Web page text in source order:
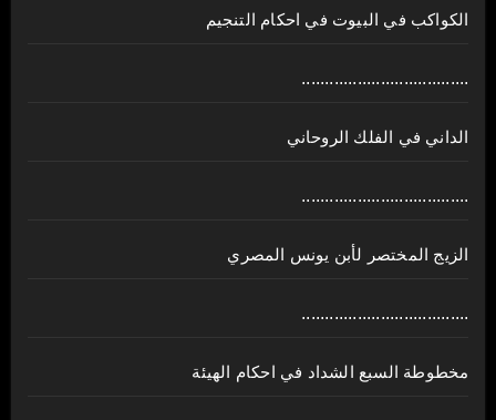
الكواكب في البيوت في احكام التنجيم
....................................
الداني في الفلك الروحاني
....................................
الزيج المختصر لأبن يونس المصري
....................................
مخطوطة السبع الشداد في احكام الهيئة